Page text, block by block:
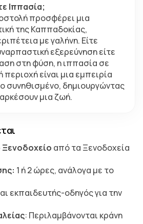
Ιππασία;
προσφέρει μια
της Καππαδοκίας,
με γαλήνη. Είτε
εξερεύνηση είτε
στη φύση, η ιππασία σε
περιοχή είναι μια εμπειρία
συνηθισμένο, δημιουργώντας
μια ζωή.
από τα Ξενοδοχεία
1 ή 2 ώρες, ανάλογα με το
εκπαιδευτής-οδηγός για την
: Περιλαμβάνονται κράνη